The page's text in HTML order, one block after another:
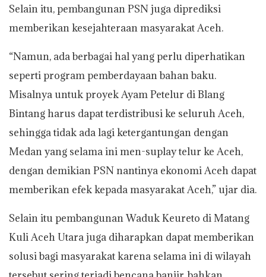
Selain itu, pembangunan PSN juga diprediksi
memberikan kesejahteraan masyarakat Aceh.
“Namun, ada berbagai hal yang perlu diperhatikan
seperti program pemberdayaan bahan baku.
Misalnya untuk proyek Ayam Petelur di Blang
Bintang harus dapat terdistribusi ke seluruh Aceh,
sehingga tidak ada lagi ketergantungan dengan
Medan yang selama ini men-suplay telur ke Aceh,
dengan demikian PSN nantinya ekonomi Aceh dapat
memberikan efek kepada masyarakat Aceh,” ujar dia.
Selain itu pembangunan Waduk Keureto di Matang
Kuli Aceh Utara juga diharapkan dapat memberikan
solusi bagi masyarakat karena selama ini di wilayah